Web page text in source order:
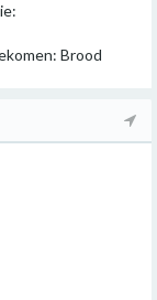
Brood